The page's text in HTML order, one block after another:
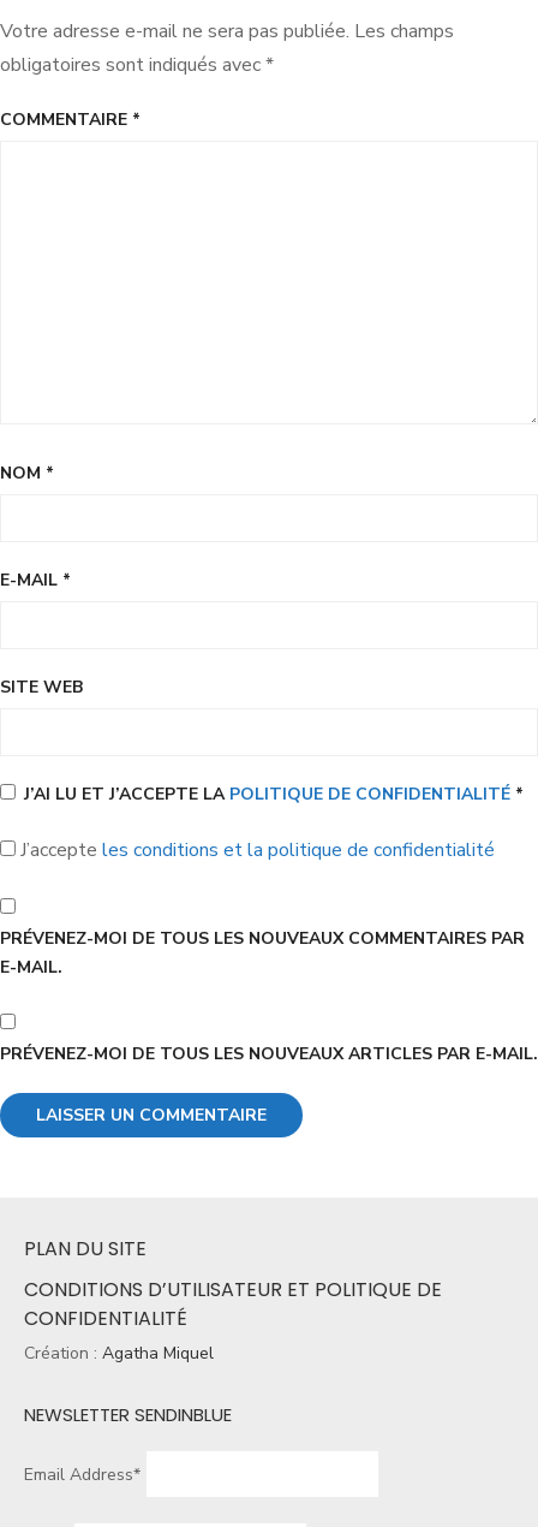
Votre adresse e-mail ne sera pas publiée. Les champs
obligatoires sont indiqués avec*
COMMENTAIRE *
NOM *
E-MAIL *
SITE WEB
J’AI LU ET J’ACCEPTE LA POLITIQUE DE CONFIDENTIALITÉ *
J’accepte les conditions et la politique de confidentialité
PRÉVENEZ-MOI DE TOUS LES NOUVEAUX COMMENTAIRES PAR
E-MAIL.
PRÉVENEZ-MOI DE TOUS LES NOUVEAUX ARTICLES PAR E-MAIL.
PLAN DU SITE
CONDITIONS D’UTILISATEUR ET POLITIQUE DE
CONFIDENTIALITÉ
Création : Agatha Miquel
NEWSLETTER SENDINBLUE
Email Address*